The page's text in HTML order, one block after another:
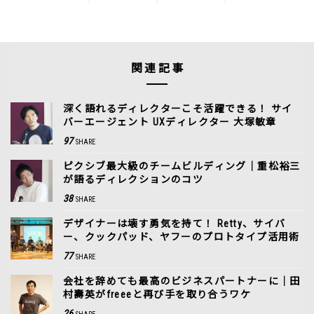
関連記事
深く語れるディレクターこそ活躍できる！ サイ
バーエージェント UXディレクター 大塚敏章
97 SHARE
ピクシブ最大級のチームビルディング｜重松裕三
が語るディレクションのコツ
38 SHARE
デザイナーは壊す勇気を持て！ Retty、サイバ
ー、クックパッド、ヤフーのプロトタイプ活用術
77 SHARE
会社を辞めても最高のビジネスパートナーに｜田
村壽英がfreeeと再び手を取り合うワケ